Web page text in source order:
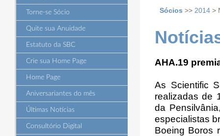
Torne-se Sócio
Quite sua Anuidade
Estatuto da SBC
Crie sua Home Page
Home Page
Aniversariantes do mês
Últimas Notícias
Consultório Digital
Sócios >> 2014 >
AHA.19
As Scientific
realizadas de
da
especialistas
Boeing Boros